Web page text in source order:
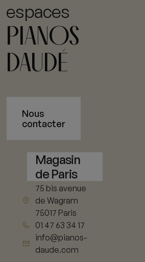
espaces
PIANOS
DAUDÉ
Nous
contacter
Magasin
de Paris
75 bis avenue
de Wagram
75017 Paris
01 47 63 34 17
info@pianos-
daude.com